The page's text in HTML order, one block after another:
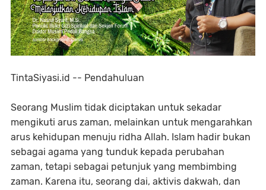
TintaSiyasi.id -- Pendahuluan
Seorang Muslim tidak diciptakan untuk sekadar
mengikuti arus zaman, melainkan untuk mengarahkan
arus kehidupan menuju ridha Allah. Islam hadir bukan
sebagai agama yang tunduk kepada perubahan
zaman, tetapi sebagai petunjuk yang membimbing
zaman. Karena itu, seorang dai, aktivis dakwah, dan